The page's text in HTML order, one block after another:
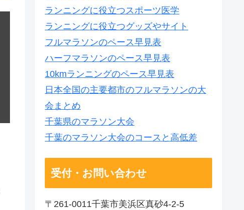
ランニングに役立つスポーツ医学
ランニングに役立つグッズやサイト
フルマラソンのペース早見表
ハーフマラソンのペース早見表
10kmランニングのペース早見表
日本全国の主要都市のフルマラソンの大
会まとめ
千葉県のマラソン大会
千葉のマラソン大会のコースと高低差
受付・お問い合わせ
〒261-0011千葉市美浜区真砂4-2-5